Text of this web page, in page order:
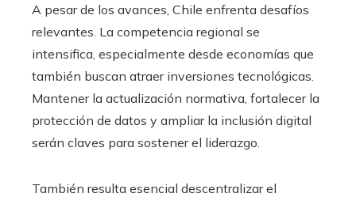
A pesar de los avances, Chile enfrenta desafíos
relevantes. La competencia regional se
intensifica, especialmente desde economías que
también buscan atraer inversiones tecnológicas.
Mantener la actualización normativa, fortalecer la
protección de datos y ampliar la inclusión digital
serán claves para sostener el liderazgo.
También resulta esencial descentralizar el